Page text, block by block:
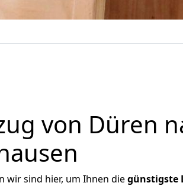
von Düren
wir sind hier, um Ihnen diegünstigste